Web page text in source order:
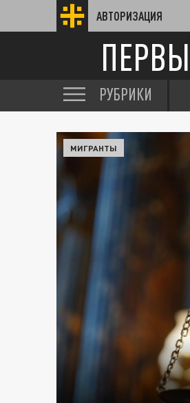
АВТОРИЗАЦИЯ
РУБРИКИ
МИГРАНТЫ